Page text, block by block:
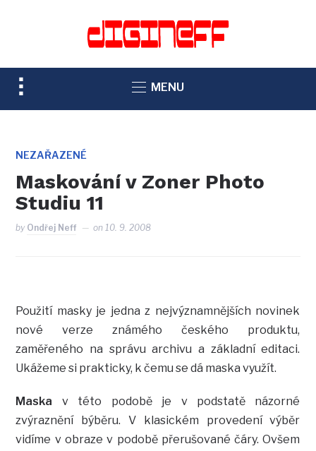
TOGGLE
SIDEBAR
NAVIGATION
MENU
NEZAŘAZENÉ
Maskování v Zoner Photo
Studiu 11
by Ondřej Neff on10. 9. 2008
Použití masky je jedna z nejvýznamnějších novinek
nové verze známého českého produktu,
zaměřeného na správu archivu a základní editaci.
Ukážeme si prakticky, k čemu se dá maska využít.
Maska v této podobě je v podstatě názorné
zvýraznění býběru. V klasickém provedení výběr
vidíme v obraze v podobě přerušované čáry. Ovšem